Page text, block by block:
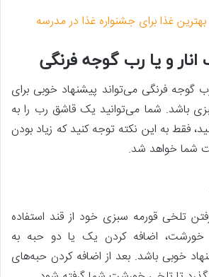
بهترین غذا برای جشنواره غذا در مدرسه
و یا رب گوجه فرنگی
رب گوجه فرنگی می‌تواند پیشنهاد خوبی برای
باشد. شما می‌توانید یک قاشق رب را به
فقط به این نکته توجه کنید که زیاد بودن
شما خواهد شد.
تلخی قورمه سبزی خود از قند استفاده
اضافه کردن یک یا دو حبه به
خوبی باشد. بعد از اضافه کردن حبه‌های